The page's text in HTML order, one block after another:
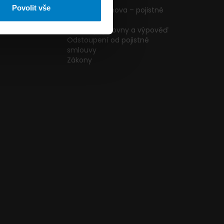
Povolit vše
Pojištění domova – pojistné
podmínky
Změna pojišťovny a výpověď
Odstoupení od pojistné
smlouvy
Zákony